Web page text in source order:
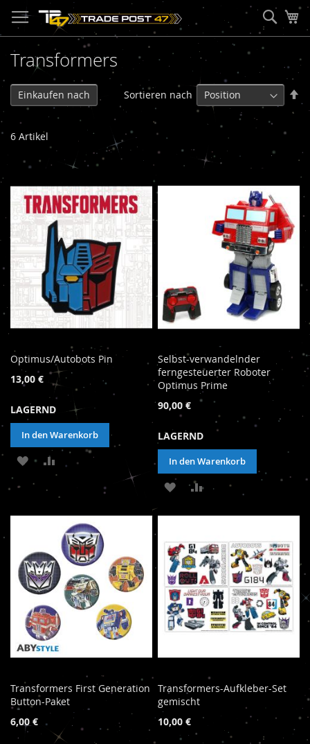
zum
Inhalt
Transformers
6 Artikel
Sortieren nach
Optimus/Autobots Pin
13,00 €
LAGERND
In den Warenkorb
ZUR
WUNSCHLISTE
VERGLEICHSLISTE
Selbst-verwandelnder
ferngesteuerter Roboter
Optimus Prime
90,00 €
LAGERND
In den Warenkorb
ZUR ZUR
Transformers First Generation
Button-Paket
6,00 €
Transformers-Aufkleber-Set
gemischt
10,00 €
Einkaufen nach